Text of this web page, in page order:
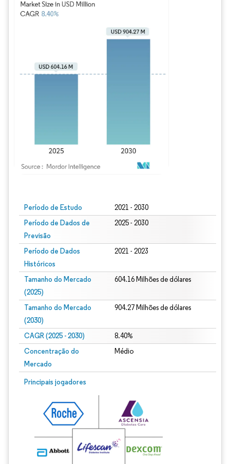
Período de Estudo 2021 - 2030
Período de Dados de
Previsão
2025 - 2030
Período de Dados
Históricos
2021 - 2023
Tamanho do Mercado
(2025)
604.16 Milhões de dólares
Tamanho do Mercado
(2030)
904.27 Milhões de dólares
CAGR (2025 - 2030) 8.40%
Concentração do
Mercado
Médio
Principais jogadores